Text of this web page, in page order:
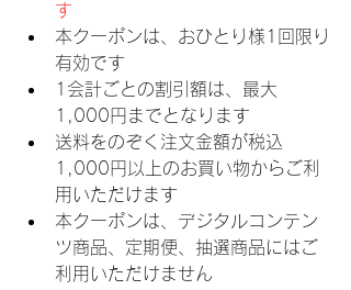
す
本クーポンは、おひとり様1回限り
有効です
1会計ごとの割引額は、最大
1,000円までとなります
送料をのぞく注文金額が税込
1,000円以上のお買い物からご利
用いただけます
本クーポンは、デジタルコンテン
ツ商品、定期便、抽選商品にはご
利用いただけません